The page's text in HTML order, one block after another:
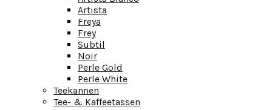
Artista
Freya
Frey
Subtil
Noir
Perle Gold
Perle White
Teekannen
Tee- & Kaffeetassen